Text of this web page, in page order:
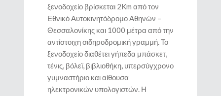
ξενοδοχείο βρίσκεται 2Km από τον
Εθνικό Αυτοκινητόδρομο Αθηνών –
Θεσσαλονίκης και 1000 μέτρα από την
αντίστοιχη σιδηροδρομική γραμμή. Το
ξενοδοχείο διαθέτει γήπεδα μπάσκετ,
τένις, βόλεϊ, βιβλιοθήκη, υπερσύγχρονο
γυμναστήριο και αίθουσα
ηλεκτρονικών υπολογιστών. Η